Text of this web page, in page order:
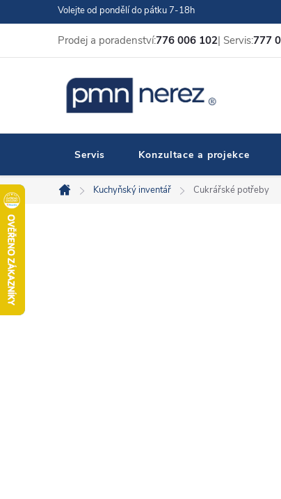
na
Volejte od pondělí do pátku 7-18h
Prodej a poradenství:776 006 102| Servis:777
Servis Konzultace a projekce
Domů
Kuchyňský inventář Cukrářské potřeby